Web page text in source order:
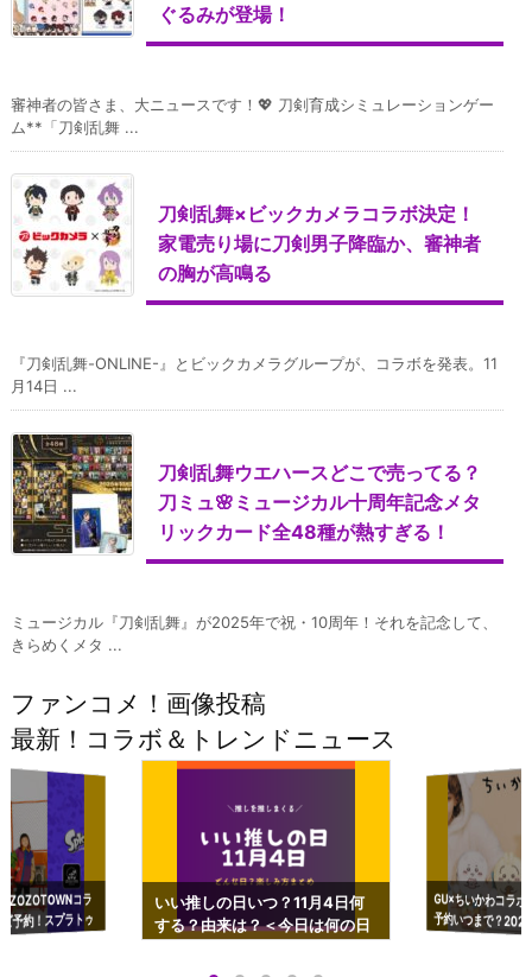
ぐるみが登場！
審神者の皆さま、大ニュースです！💖 刀剣育成シミュレーションゲー
ム**「刀剣乱舞 ...
刀剣乱舞×ビックカメラコラボ決定！
家電売り場に刀剣男子降臨か、審神者
の胸が高鳴る
『刀剣乱舞-ONLINE-』とビックカメラグループが、コラボを発表。11
月14日 ...
刀剣乱舞ウエハースどこで売ってる？
刀ミュ🌸ミュージカル十周年記念メタ
リックカード全48種が熱すぎる！
ミュージカル『刀剣乱舞』が2025年で祝・10周年！それを記念して、
きらめくメタ ...
ファンコメ！画像投稿
最新！コラボ＆トレンドニュース
コラ
予約！スプラトゥ
ップも渋谷Hz
いい推しの日いつ？11月4日何
する？由来は？＜今日は何の日
GU×ちいかわコラ
予約いつまで？
ーチやショルダー